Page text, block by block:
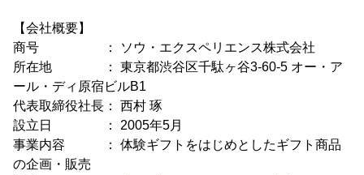
【会社概要】
商号 ： ソウ・エクスペリエンス株式会社
所在地 ： 東京都渋谷区千駄ヶ谷3-60-5 オー・ア
ール・ディ原宿ビルB1
代表取締役社長： 西村 琢
設立日 ： 2005年5月
事業内容 ： 体験ギフトをはじめとしたギフト商品
の企画・販売